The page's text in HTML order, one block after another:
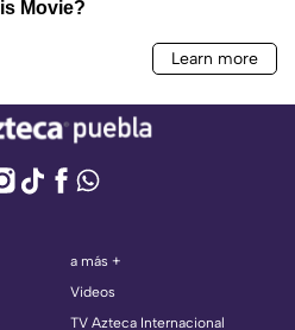
a más +
Videos
TV Azteca Internacional